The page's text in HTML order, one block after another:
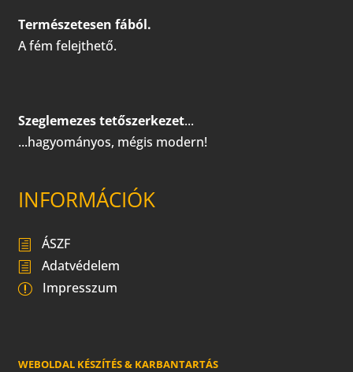
Természetesen fából.
A fém felejthető.
Szeglemezes tetőszerkezet...
...hagyományos, mégis modern!
INFORMÁCIÓK
ÁSZF
Adatvédelem
Impresszum
WEBOLDAL KÉSZÍTÉS & KARBANTARTÁS